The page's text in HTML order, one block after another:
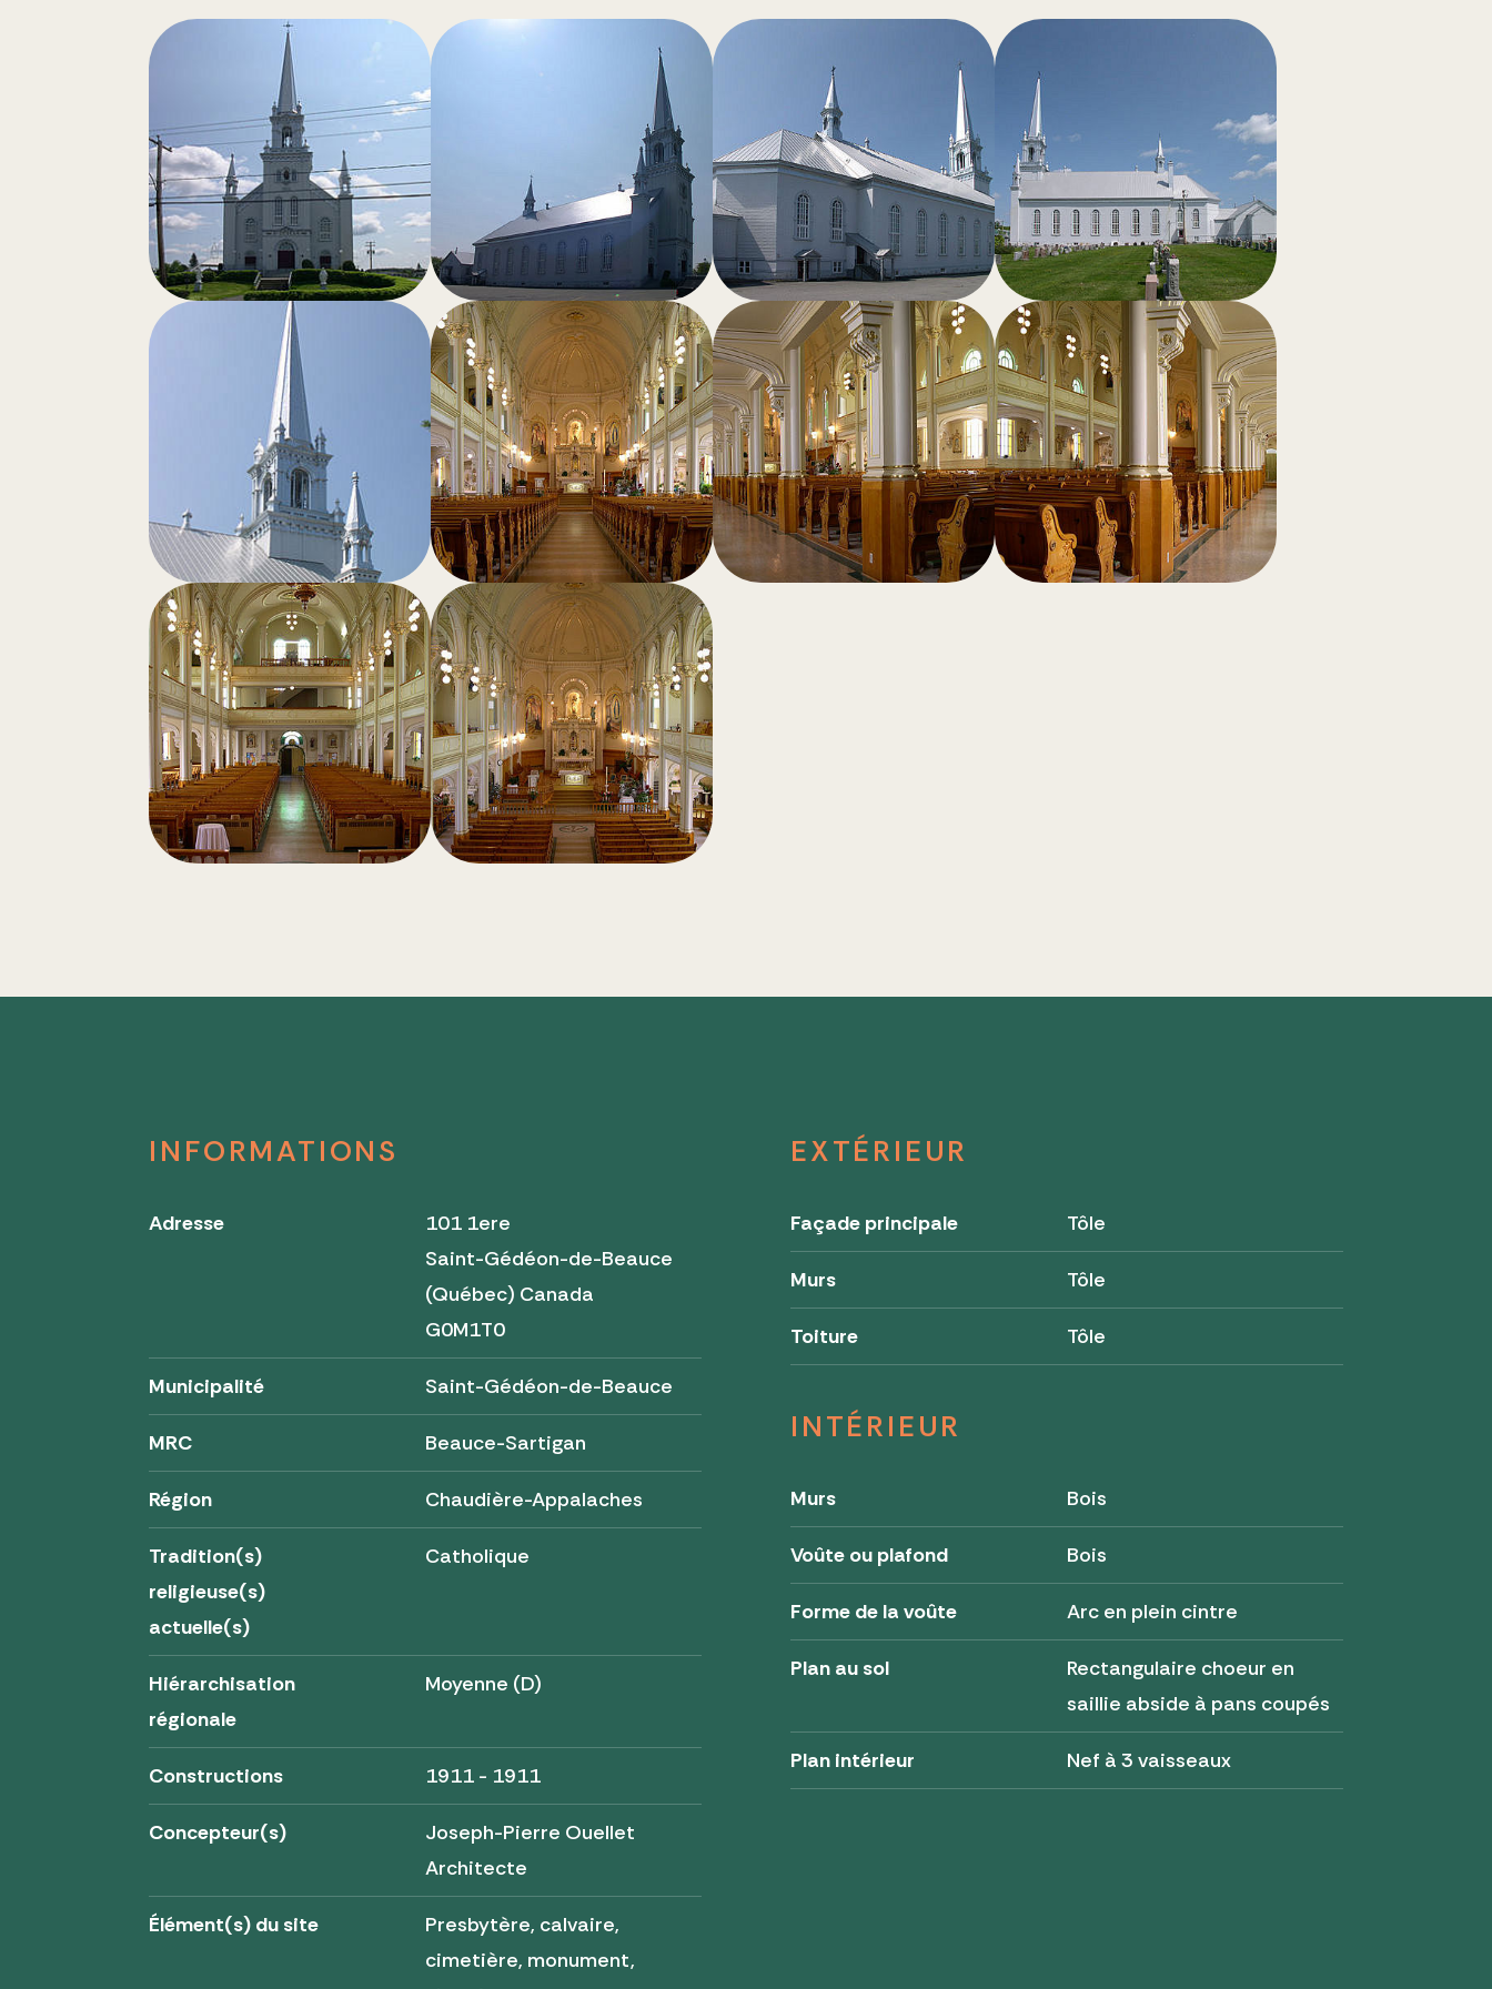
INFORMATIONS
Adresse
101 1ere
Saint-Gédéon-de-Beauce
(Québec) Canada
G0M1T0
Municipalité Saint-Gédéon-de-Beauce
MRC Beauce-Sartigan
Région Chaudière-Appalaches
Tradition(s)
religieuse(s)
actuelle(s)
Catholique
Hiérarchisation
régionale
Moyenne (D)
Constructions 1911 - 1911
Concepteur(s)
Joseph-Pierre Ouellet
Architecte
Élément(s) du site
Presbytère, calvaire,
cimetière, monument,
EXTÉRIEUR
Façade principale Tôle
Murs Tôle
Toiture Tôle
INTÉRIEUR
Murs Bois
Voûte ou plafond Bois
Forme de la voûte Arc en plein cintre
Plan au sol
Rectangulaire choeur en
saillie abside à pans coupés
Plan intérieur Nef à 3 vaisseaux